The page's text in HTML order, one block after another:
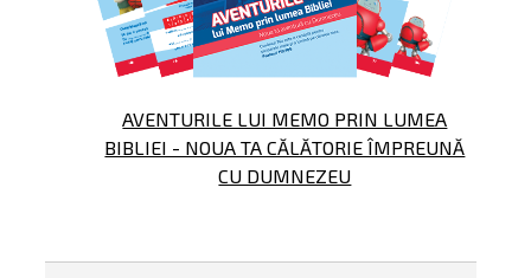
AVENTURILE LUI MEMO PRIN LUMEA
BIBLIEI - NOUA TA CĂLĂTORIE ÎMPREUNĂ
CU DUMNEZEU